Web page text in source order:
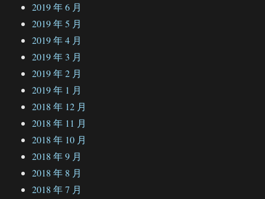
2019 年 6 月
2019 年 5 月
2019 年 4 月
2019 年 3 月
2019 年 2 月
2019 年 1 月
2018 年 12 月
2018 年 11 月
2018 年 10 月
2018 年 9 月
2018 年 8 月
2018 年 7 月